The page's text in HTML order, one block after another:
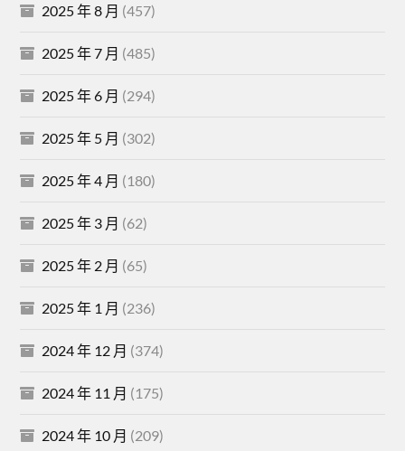
2025 年 8 月 (457)
2025 年 7 月 (485)
2025 年 6 月 (294)
2025 年 5 月 (302)
2025 年 4 月 (180)
2025 年 3 月 (62)
2025 年 2 月 (65)
2025 年 1 月 (236)
2024 年 12 月 (374)
2024 年 11 月 (175)
2024 年 10 月 (209)